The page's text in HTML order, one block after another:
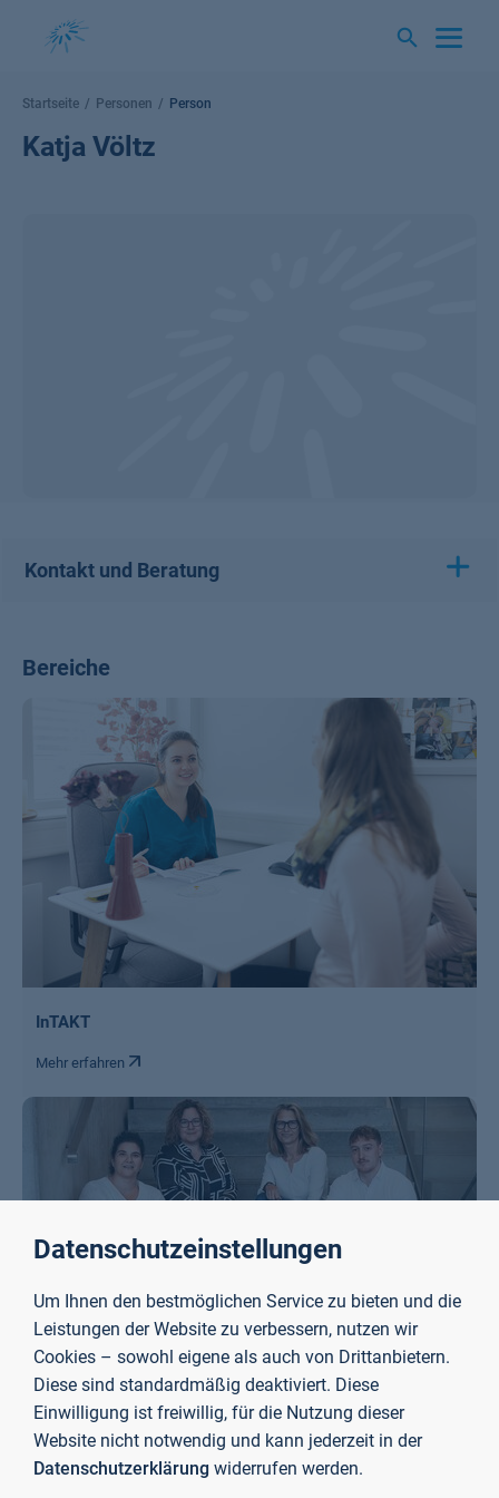
Startseite Personen Person
Katja Völtz
Kontakt und Beratung
Bereiche
InTAKT
Mehr erfahren
Fakultät Gesundheit und Soziales
Mehr erfahren
Datenschutzeinstellungen
Um Ihnen den bestmöglichen Service zu bieten und die
Leistungen der Website zu verbessern, nutzen wir
Cookies – sowohl eigene als auch von Drittanbietern.
Diese sind standardmäßig deaktiviert. Diese
Einwilligung ist freiwillig, für die Nutzung dieser
Website nicht notwendig und kann jederzeit in der
Datenschutzerklärung widerrufen werden.